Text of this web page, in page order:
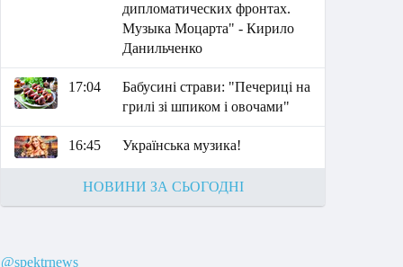
дипломатических фронтах.
Музыка Моцарта" - Кирило
Данильченко
17:04
Бабусині страви: "Печериці на
грилі зі шпиком і овочами"
16:45 Українська музика!
НОВИНИ ЗА СЬОГОДНІ
@spektrnews